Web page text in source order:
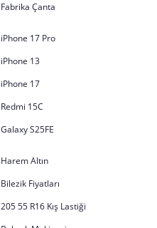
Fabrika Çanta
iPhone 17 Pro
iPhone 13
iPhone 17
Redmi 15C
Galaxy S25FE
Harem Altın
Bilezik Fiyatları
205 55 R16 Kış Lastiği